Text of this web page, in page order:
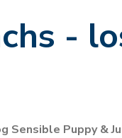
-
Sensible Puppy &